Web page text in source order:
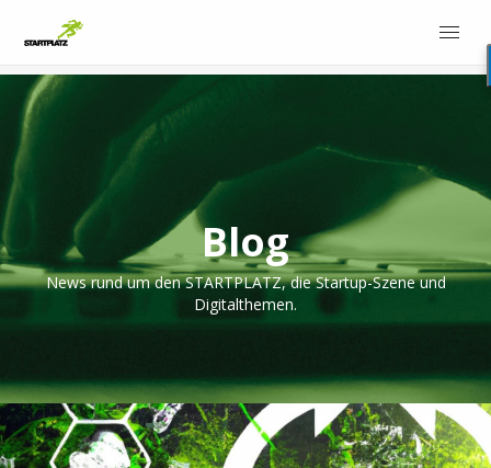
Blog
News rund um den STARTPLATZ, die Startup-Szene und
Digitalthemen.